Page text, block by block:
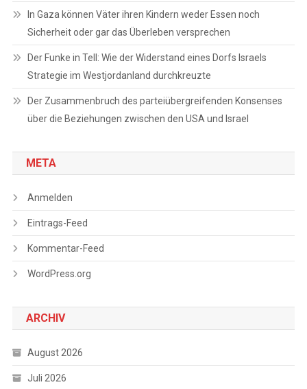
In Gaza können Väter ihren Kindern weder Essen noch
Sicherheit oder gar das Überleben versprechen
Der Funke in Tell: Wie der Widerstand eines Dorfs Israels
Strategie im Westjordanland durchkreuzte
Der Zusammenbruch des parteiübergreifenden Konsenses
über die Beziehungen zwischen den USA und Israel
META
Anmelden
Eintrags-Feed
Kommentar-Feed
WordPress.org
ARCHIV
August 2026
Juli 2026